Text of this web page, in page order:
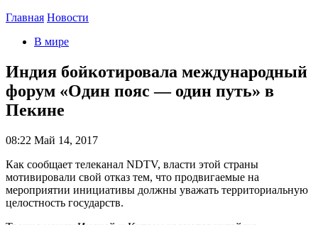
Главная Новости
В мире
Индия бойкотировала международный
форум «Один пояс — один путь» в
Пекине
08:22 Май 14, 2017
Как сообщает телеканал NDTV, власти этой страны
мотивировали свой отказ тем, что продвигаемые на
мероприятии инициативы должны уважать территориальную
целостность государств.